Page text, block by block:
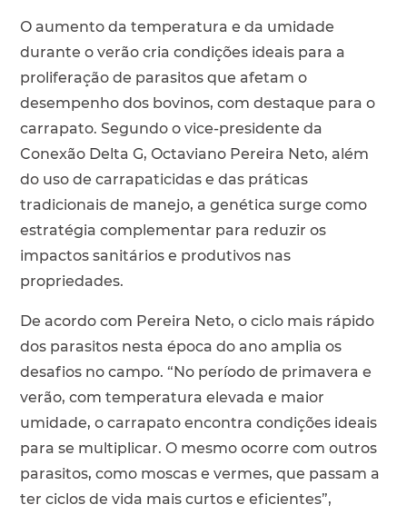
O aumento da temperatura e da umidade
durante o verão cria condições ideais para a
proliferação de parasitos que afetam o
desempenho dos bovinos, com destaque para o
carrapato. Segundo o vice-presidente da
Conexão Delta G, Octaviano Pereira Neto, além
do uso de carrapaticidas e das práticas
tradicionais de manejo, a genética surge como
estratégia complementar para reduzir os
impactos sanitários e produtivos nas
propriedades.
De acordo com Pereira Neto, o ciclo mais rápido
dos parasitos nesta época do ano amplia os
desafios no campo. “No período de primavera e
verão, com temperatura elevada e maior
umidade, o carrapato encontra condições ideais
para se multiplicar. O mesmo ocorre com outros
parasitos, como moscas e vermes, que passam a
ter ciclos de vida mais curtos e eficientes”,